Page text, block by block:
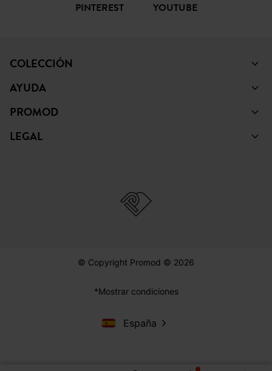
PINTEREST YOUTUBE
COLECCIÓN
AYUDA
PROMOD
LEGAL
© Copyright Promod © 2026
*Mostrar condiciones
España